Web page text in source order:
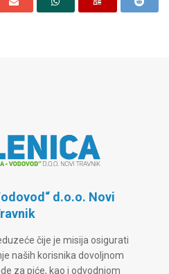
d.o.o. Novi
čije je misija osigurati
naših korisnika dovoljnom
za piće, kao i odvodnjom